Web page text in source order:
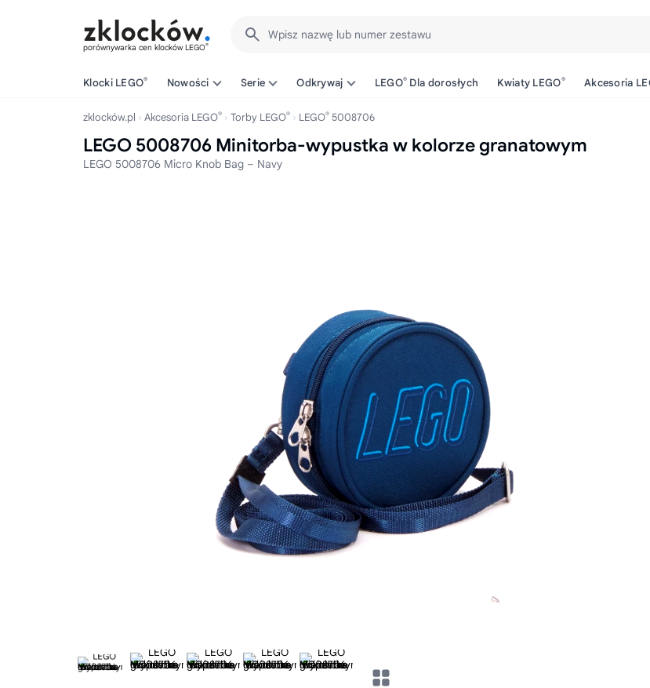
porównywarka cen klocków LEGO®
Wpisz nazwę lub numer zestawu
Klocki LEGO® Nowości Serie Odkrywaj LEGO® Dla dorosłych Kwiaty LEGO® Akcesoria
zklocków.pl Akcesoria LEGO® Torby LEGO® LEGO® 5008706
LEGO 5008706 Minitorba-wypustka w kolorze granatowym
LEGO 5008706 Micro Knob Bag – Navy